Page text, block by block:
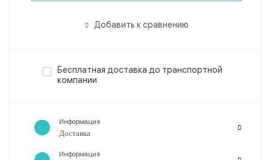
Добавить к сравнению
Бесплатная доставка до транспортной
компании
Информация
Доставка
Информация